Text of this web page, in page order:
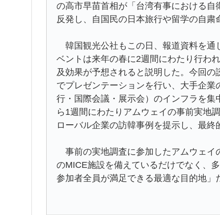
の高市早苗首相が「台湾有事における
反発し、自国民の日本旅行や留学の自
韓国観光公社もこの日、報道資料を通
ベントは来年の春に2週間にわたり行わ
及効果が予想されると説明した。今回
でプレゼンテーションを行い、大手企
行・国際会議・展示会）のインフラを
ら1週間にわたりアムウェイの事前実地
ローバル企業の訪韓事例を提示し、最
事前の実地調査に参加したアムウェイ
のMICE施設を備えているだけでなく、
参加者全員が満足できる最適な目的地」